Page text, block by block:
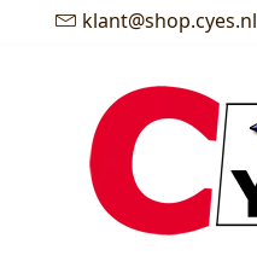
klant@shop.cyes.nl